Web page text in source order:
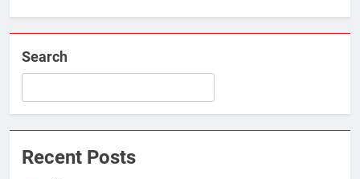
Search
Recent Posts